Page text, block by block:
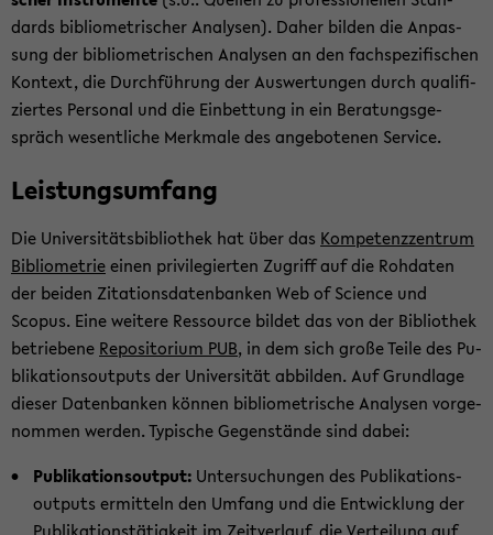
dards bi­blio­me­tri­scher Ana­ly­sen). Daher bil­den die An­pas­
sung der bi­blio­me­tri­schen Ana­ly­sen an den fach­spe­zi­fi­schen
Kon­text, die Durch­füh­rung der Aus­wer­tun­gen durch qua­li­fi­
zier­tes Per­so­nal und die Ein­bet­tung in ein Be­ra­tungs­ge­
spräch we­sent­li­che Merk­ma­le des an­ge­bo­te­nen Ser­vice.
Leis­tungs­um­fang
Die Uni­ver­si­täts­bi­blio­thek hat über das Kom­pe­tenz­zen­trum
Bi­blio­me­trieeinen pri­vi­le­gier­ten Zu­griff auf die Roh­da­ten
der bei­den Zi­ta­ti­ons­da­ten­ban­ken Web of Sci­ence und
Scopus. Eine wei­te­re Res­sour­ce bil­det das von der Bi­blio­thek
be­trie­be­ne Re­po­si­to­ri­um PUB, in dem sich große Teile des Pu­
bli­ka­ti­ons­out­puts der Uni­ver­si­tät ab­bil­den. Auf Grund­la­ge
die­ser Da­ten­ban­ken kön­nen bi­blio­me­tri­sche Ana­ly­sen vor­ge­
nom­men wer­den. Ty­pi­sche Ge­gen­stän­de sind dabei:
Pu­bli­ka­ti­ons­out­put: Un­ter­su­chun­gen des Pu­bli­ka­ti­ons­
out­puts er­mit­teln den Um­fang und die Ent­wick­lung der